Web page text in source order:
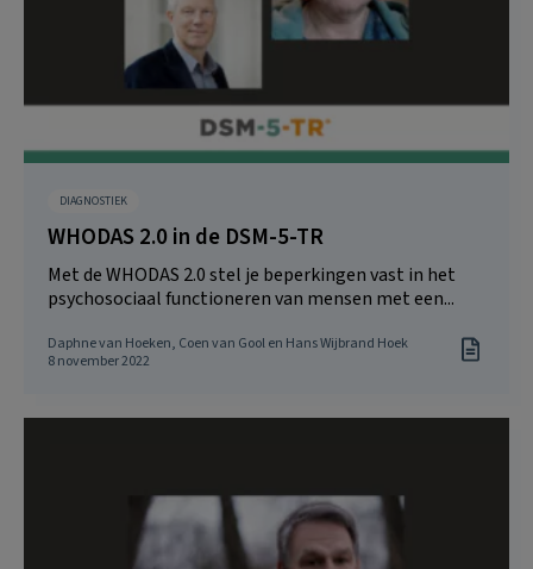
DIAGNOSTIEK
WHODAS 2.0 in de DSM-5-TR
Met de WHODAS 2.0 stel je beperkingen vast in het
psychosociaal functioneren van mensen met een...
Daphne van Hoeken, Coen van Gool en Hans Wijbrand Hoek
8 november 2022